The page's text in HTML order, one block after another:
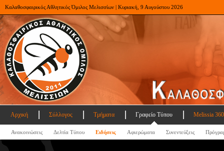
Καλαθοσφαιρικός Αθλητικός Όμιλος Μελισσίων | Κυριακή, 9 Αυγούστου 2026
Αρχική Σύλλογος Τμήματα Γραφείο Τύπου Melissia
Ανακοινώσεις Δελτία Τύπου Ειδήσεις Αφιερώματα Συνεντεύξεις